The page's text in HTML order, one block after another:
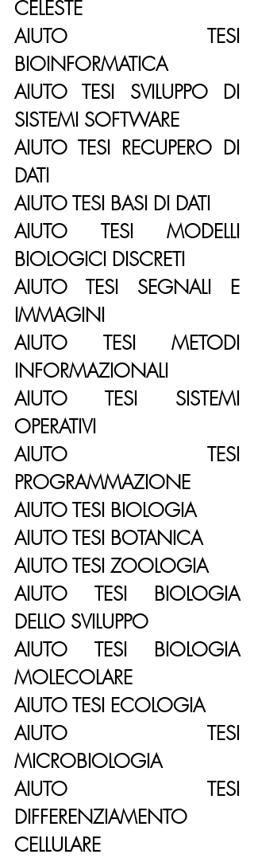
CELESTE
AIUTO TESI
BIOINFORMATICA
AIUTO TESI SVILUPPO DI
SISTEMI SOFTWARE
AIUTO TESI RECUPERO DI
DATI
AIUTO TESI BASI DI DATI
AIUTO TESI MODELLI
BIOLOGICI DISCRETI
AIUTO TESI SEGNALI E
IMMAGINI
AIUTO TESI METODI
INFORMAZIONALI
AIUTO TESI SISTEMI
OPERATIVI
AIUTO TESI
PROGRAMMAZIONE
AIUTO TESI BIOLOGIA
AIUTO TESI BOTANICA
AIUTO TESI ZOOLOGIA
AIUTO TESI BIOLOGIA
DELLO SVILUPPO
AIUTO TESI BIOLOGIA
MOLECOLARE
AIUTO TESI ECOLOGIA
AIUTO TESI
MICROBIOLOGIA
AIUTO TESI
DIFFERENZIAMENTO
CELLULARE